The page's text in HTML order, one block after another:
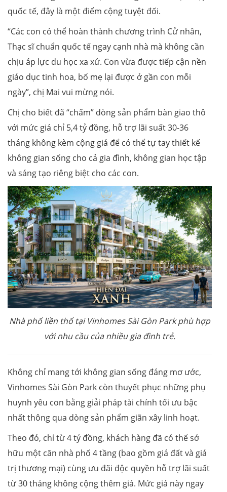
quốc tế, đây là một điểm cộng tuyệt đối.
“Các con có thể hoàn thành chương trình Cử nhân,
Thạc sĩ chuẩn quốc tế ngay cạnh nhà mà không cần
chịu áp lực du học xa xứ. Con vừa được tiếp cận nền
giáo dục tinh hoa, bố mẹ lại được ở gần con mỗi
ngày”, chị Mai vui mừng nói.
Chị cho biết đã “chấm” dòng sản phẩm bàn giao thô
với mức giá chỉ 5,4 tỷ đồng, hỗ trợ lãi suất 30-36
tháng không kèm cộng giá để có thể tự tay thiết kế
không gian sống cho cả gia đình, không gian học tập
và sáng tạo riêng biệt cho các con.
Nhà phố liền thổ tại Vinhomes Sài Gòn Park phù hợp
với nhu cầu của nhiều gia đình trẻ.
Không chỉ mang tới không gian sống đáng mơ ước,
Vinhomes Sài Gòn Park còn thuyết phục những phụ
huynh yêu con bằng giải pháp tài chính tối ưu bậc
nhất thông qua dòng sản phẩm giãn xây linh hoạt.
Theo đó, chỉ từ 4 tỷ đồng, khách hàng đã có thể sở
hữu một căn nhà phố 4 tầng (bao gồm giá đất và giá
trị thương mại) cùng ưu đãi độc quyền hỗ trợ lãi suất
từ 30 tháng không cộng thêm giá. Mức giá này ngay